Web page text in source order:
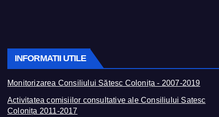
INFORMATII UTILE
Monitorizarea Consiliului Sătesc Colonița - 2007-2019
Activitatea comisiilor consultative ale Consiliului Satesc
Colonița 2011-2017